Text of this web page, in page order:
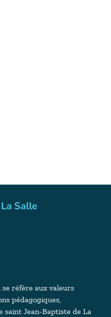
Salle
réfère aux valeurs
pédagogiques,
saint Jean-Baptiste de La